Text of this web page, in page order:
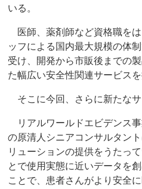
いる。
医師、薬剤師など資格職を
ッフによる国内最大規模の体
受け、開発から市販後までの
た幅広い安全性関連サービスを
そこに今回、さらに新たなサ
リアルワールドエビデンス
の原清人シニアコンサルタン
リューションの提供をうたっ
とで使用実態に近いデータを
ことで、患者さんがより安全